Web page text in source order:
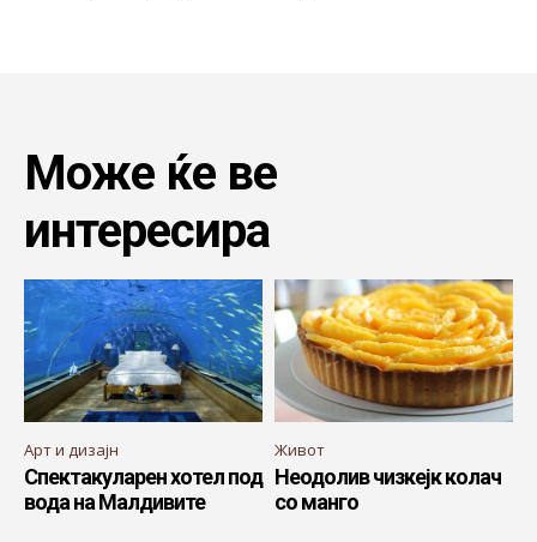
Може ќе ве
интересира
Арт и дизајн
Спектакуларен хотел под
вода на Малдивите
Живот
Неодолив чизкејк колач
со манго